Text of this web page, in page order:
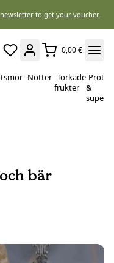
to get your voucher.
0,00 €
Nötter Torkade
frukter
&
bär